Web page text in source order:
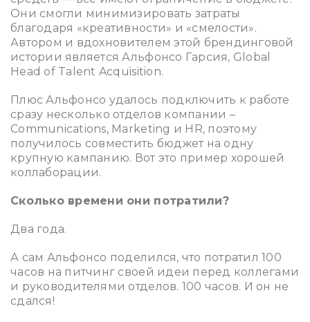
Они смогли минимизировать затраты
благодаря «креативности» и «смелости».
Автором и вдохновителем этой брендинговой
истории являетсяАльфонсо Гарсия, Global
Head of Talent Acquisition.
Плюс Альфонсо удалось подключить к работе
сразу несколько отделов компании –
Communications, Marketing и HR, поэтому
получилось совместить бюджет на одну
крупную кампанию. Вот это пример хорошей
коллаборации.
Сколько времени они потратили?
Два года.
А сам Альфонсо поделился, что потратил 100
часов на питчинг своей идеи перед коллегами
и руководителями отделов. 100 часов. И он не
сдался!